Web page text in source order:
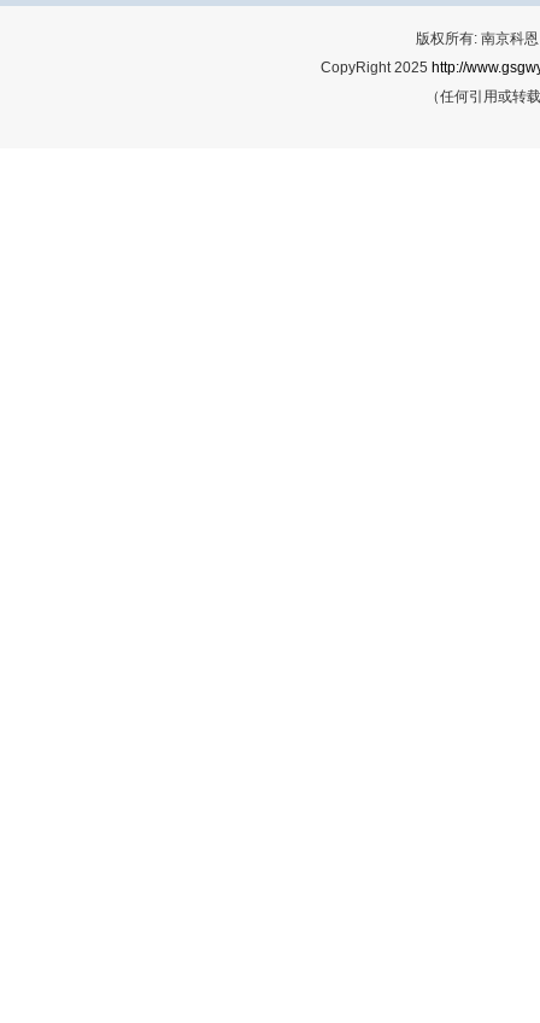
版权所有: 南京科
CopyRight 2025 http://
（任何引用或转